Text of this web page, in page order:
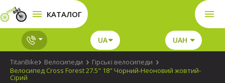
КАТАЛОГ
UA UAH
TitanBike Велосипеди
Гірські велосипеди
Велосипед Cross Forest 27.5" 18" Чорний-Неоновий жовтий-
Сірий